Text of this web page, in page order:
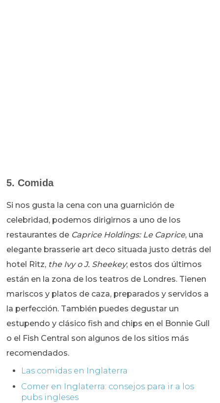
5. Comida
Si nos gusta la cena con una guarnición de
celebridad, podemos dirigirnos a uno de los
restaurantes de Caprice Holdings: Le Caprice, una
elegante brasserie art deco situada justo detrás del
hotel Ritz, the Ivy o J. Sheekey; estos dos últimos
están en la zona de los teatros de Londres. Tienen
mariscos y platos de caza, preparados y servidos a
la perfección. También puedes degustar un
estupendo y clásico fish and chips en el Bonnie Gull
o el Fish Central son algunos de los sitios más
recomendados.
Las comidas en Inglaterra
Comer en Inglaterra: consejos para ir a los
pubs ingleses